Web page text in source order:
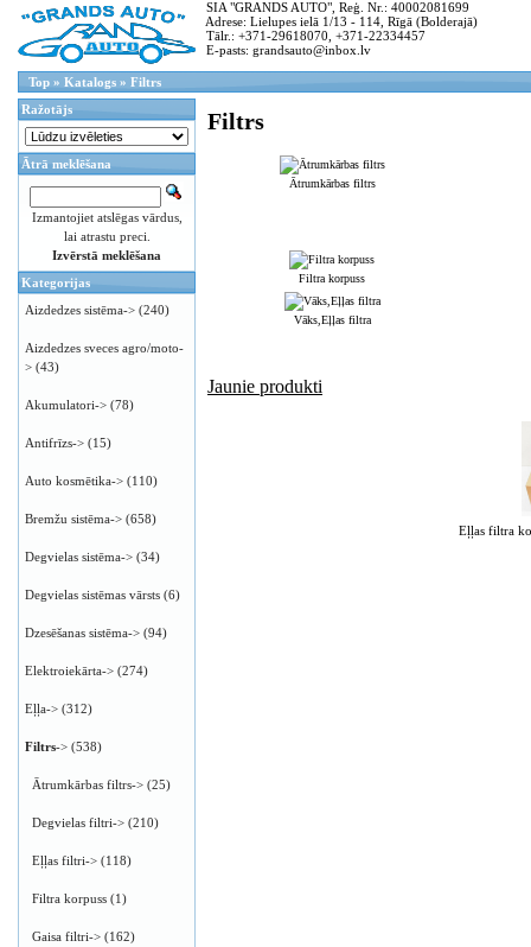
SIA "GRANDS AUTO", Reģ. Nr.: 40002081699
Adrese: Lielupes ielā 1/13 - 114, Rīgā (Bolderajā)
Tālr.: +371-29618070, +371-22334457
E-pasts: grandsauto@inbox.lv
Top » Katalogs » Filtrs
Filtrs
Ātrumkārbas filtrs
Filtra korpuss
Vāks,Eļļas filtra
Jaunie produkti
Eļļas filtra
Ražotājs
Ātrā meklēšana
Izmantojiet atslēgas vārdus,
lai atrastu preci.
Izvērstā meklēšana
Kategorijas
Aizdedzes sistēma-> (240)
Aizdedzes sveces agro/moto-
> (43)
Akumulatori-> (78)
Antifrīzs-> (15)
Auto kosmētika-> (110)
Bremžu sistēma-> (658)
Degvielas sistēma-> (34)
Degvielas sistēmas vārsts (6)
Dzesēšanas sistēma-> (94)
Elektroiekārta-> (274)
Eļļa-> (312)
Filtrs-> (538)
Ātrumkārbas filtrs-> (25)
Degvielas filtri-> (210)
Eļļas filtri-> (118)
Filtra korpuss (1)
Gaisa filtri-> (162)